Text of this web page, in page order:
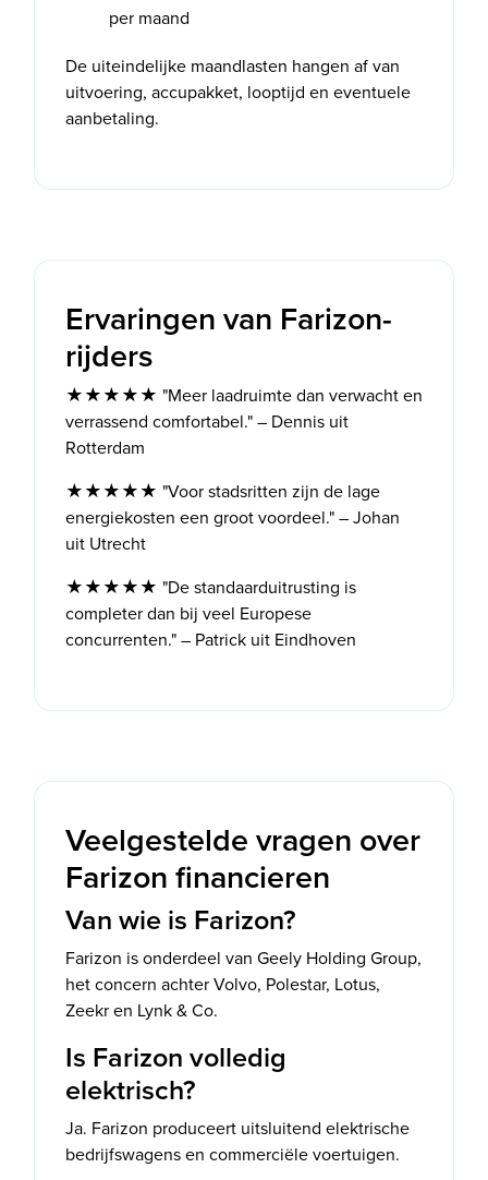
per maand
De uiteindelijke maandlasten hangen af van
uitvoering, accupakket, looptijd en eventuele
aanbetaling.
Ervaringen van Farizon-
rijders
★★★★★ "Meer laadruimte dan verwacht en
verrassend comfortabel." – Dennis uit
Rotterdam
★★★★★ "Voor stadsritten zijn de lage
energiekosten een groot voordeel." – Johan
uit Utrecht
★★★★★ "De standaarduitrusting is
completer dan bij veel Europese
concurrenten." – Patrick uit Eindhoven
Veelgestelde vragen over
Farizon financieren
Van wie is Farizon?
Farizon is onderdeel van Geely Holding Group,
het concern achter Volvo, Polestar, Lotus,
Zeekr en Lynk & Co.
Is Farizon volledig
elektrisch?
Ja. Farizon produceert uitsluitend elektrische
bedrijfswagens en commerciële voertuigen.